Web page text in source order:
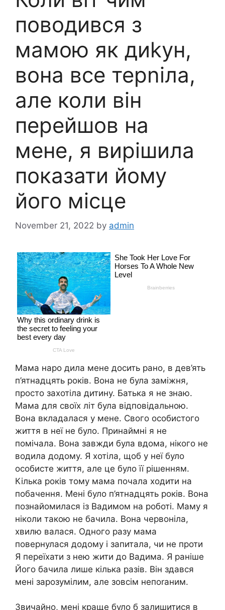
поводився з
мамою як диkун,
вона все терnіла,
але коли він
перейшов на
мене, я вирішила
показати йому
його місце
November 21, 2022 by admin
Мама наро дила мене досить рано, в дев’ять
п’ятнадцять років. Вона не була заміжня,
просто захотіла дитину. Батька я не знаю.
Мама для своїх літ була відповідальною.
Вона вкладалася у мене. Свого особистого
життя в неї не було. Принаймні я не
помічала. Вона завжди була вдома, нікого не
водила додому. Я хотіла, щоб у неї було
особисте життя, але це було її рішенням.
Кілька років тому мама почала ходити на
побачення. Мені було п’ятнадцять років. Вона
познайомилася із Вадимом на роботі. Маму я
ніколи такою не бачила. Вона червоніла,
хвилю валася. Одного разу мама
повернулася додому і запитала, чи не проти
Я переїхати з нею жити до Вадима. Я раніше
Його бачила лише кілька разів. Він здався
мені зарозумілим, але зовсім непоrаним.
Звичайно, мені краще було б залишитися в